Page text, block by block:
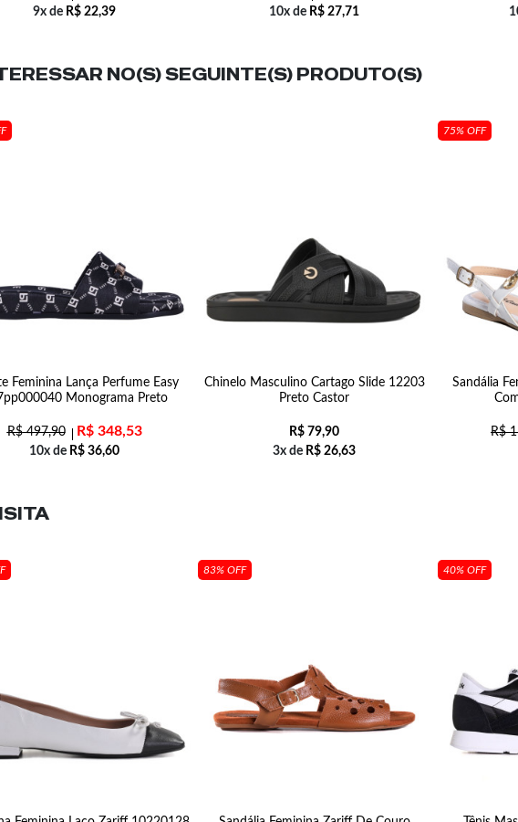
9x de R$ 22,39 10x de R$ 27,71
NO(S) SEGUINTE(S) PRODUTO(S)
Feminina Lança Perfume Easy
Monograma Preto
R$497,90 R$348,53
10x de R$ 36,60
Chinelo Masculino Cartago Slide 12203
Preto Castor
R$ 79,90
3x de R$ 26,63
75% OFF
Sandália
R$
83% OFF 40% OFF